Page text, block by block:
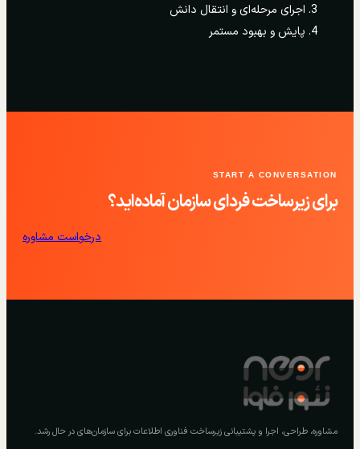
اجرای مرحله‌ای و انتقال دانش
پایش و بهبود مستمر
START A CONVERSATION
برای زیرساخت فردای سازمان آماده‌اید؟
درخواست مشاوره
مشاوره، طراحی، اجرا و پشتیبانی زیرساخت فناوری اطلاعات برای سازمان‌های در حال رشد.